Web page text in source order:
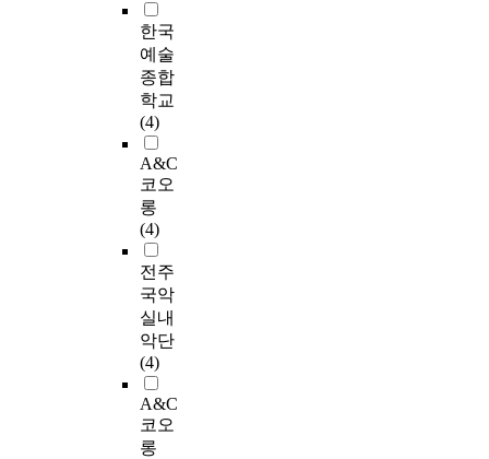
한국
예술
종합
학교
(4)
A&C
코오
롱
(4)
전주
국악
실내
악단
(4)
A&C
코오
롱